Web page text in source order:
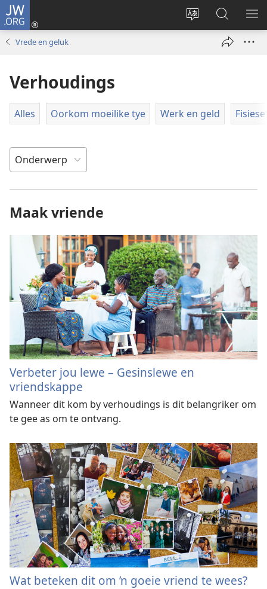
JW.ORG
Verander
Meld
aan
Soek
op
JW.ORG
Vrede en geluk
Verhoudings
Alles Oorkom moeilike tye Werk en geld
Maak vriende
Verbeter jou lewe – Gesinslewe en
vriendskappe
Wanneer dit kom by verhoudings is dit belangriker om
te gee as om te ontvang.
Wat beteken dit om ’n goeie vriend te wees?